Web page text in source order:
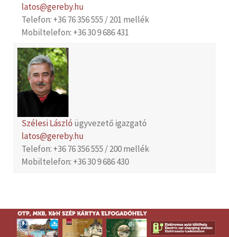
latos@gereby.hu
Telefon: +36 76 356 555 / 201 mellék
Mobiltelefon: +36 30 9 686 431
Szélesi László ügyvezető igazgató
latos@gereby.hu
Telefon: +36 76 356 555 / 200 mellék
Mobiltelefon: +36 30 9 686 430